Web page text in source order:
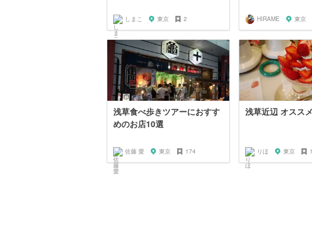
しまこ 東京 2 HIRAME 東京
浅草食べ歩きツアーにおすす
めのお店10選
佐藤 愛 東京 174
浅草近辺 オスス
りほ 東京